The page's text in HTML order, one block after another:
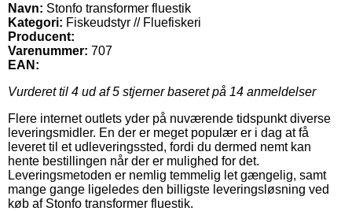
Navn: Stonfo transformer fluestik
Kategori: Fiskeudstyr // Fluefiskeri
Producent:
Varenummer: 707
EAN:
Vurderet til 4 ud af 5 stjerner baseret på 14 anmeldelser
Flere internet outlets yder på nuværende tidspunkt diverse
leveringsmidler. En der er meget populær er i dag at få
leveret til et udleveringssted, fordi du dermed nemt kan
hente bestillingen når der er mulighed for det.
Leveringsmetoden er nemlig temmelig let gængelig, samt
mange gange ligeledes den billigste leveringsløsning ved
køb af Stonfo transformer fluestik.